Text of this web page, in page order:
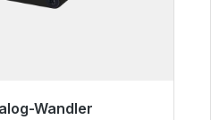
Wandler